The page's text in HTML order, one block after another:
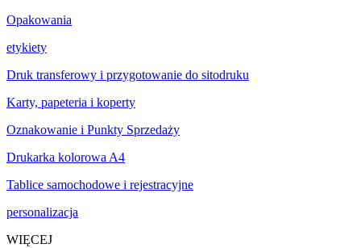
Opakowania
etykiety
Druk transferowy i przygotowanie do sitodruku
Karty, papeteria i koperty
Oznakowanie i Punkty Sprzedaży
Drukarka kolorowa A4
Tablice samochodowe i rejestracyjne
personalizacja
WIĘCEJ